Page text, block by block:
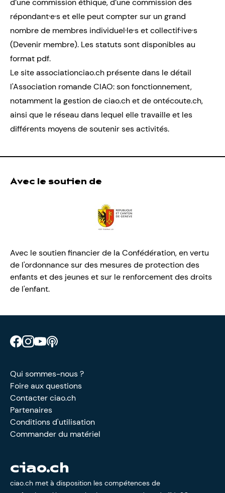
d’une commission éthique, d’une commission des
répondant·e·s et elle peut compter sur un grand
nombre de membres individuel·le·s et collectif·ive·s
(Devenir membre). Lesstatutssont disponibles au
format pdf.
Le siteassociationciao.ch présente dans le détail
l'Association romande CIAO: son fonctionnement,
notamment la gestion de ciao.ch et de ontécoute.ch,
ainsi que le réseau dans lequel elle travaille et les
différents moyens de soutenir ses activités.
Avec le soutien de
Avec le soutien financier de la Confédération, en vertu
de l'ordonnance sur des mesures de protection des
enfants et des jeunes et sur le renforcement des droits
de l'enfant.
Retrouve CIAO sur Facebook
Retrouve CIAO sur Instagram
Retrouve CIAO sur YouTube
Qui sommes-nous ?
Foire aux questions
Contacter ciao.ch
Partenaires
Conditions d'utilisation
Commander du matériel
ciao.ch
ciao.ch met à disposition les compétences de